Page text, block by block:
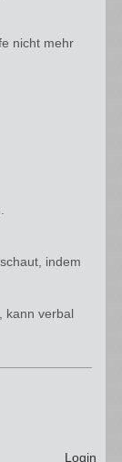
nicht mehr
indem
kann verbal
Login